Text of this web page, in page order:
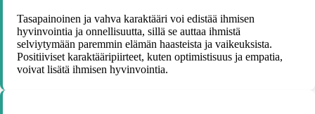
Tasapainoinen ja vahva karaktääri voi edistää ihmisen
hyvinvointia ja onnellisuutta, sillä se auttaa ihmistä
selviytymään paremmin elämän haasteista ja vaikeuksista.
Positiiviset karaktääripiirteet, kuten optimistisuus ja empatia,
voivat lisätä ihmisen hyvinvointia.